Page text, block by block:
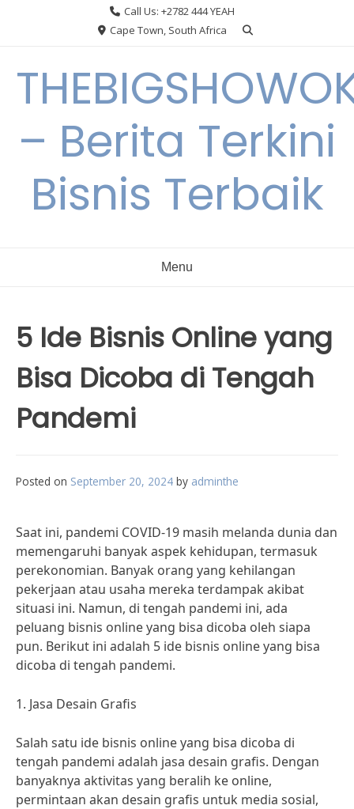
Call Us: +2782 444 YEAH
Cape Town, South Africa
– Berita Terkini
Bisnis Terbaik
Menu
5 Ide Bisnis Online yang
Bisa Dicoba di Tengah
Pandemi
Posted on September 20, 2024 by adminthe
Saat ini, pandemi COVID-19 masih melanda dunia dan
memengaruhi banyak aspek kehidupan, termasuk
perekonomian. Banyak orang yang kehilangan
pekerjaan atau usaha mereka terdampak akibat
situasi ini. Namun, di tengah pandemi ini, ada
peluang bisnis online yang bisa dicoba oleh siapa
pun. Berikut ini adalah 5 ide bisnis online yang bisa
dicoba di tengah pandemi.
1. Jasa Desain Grafis
Salah satu ide bisnis online yang bisa dicoba di
tengah pandemi adalah jasa desain grafis. Dengan
banyaknya aktivitas yang beralih ke online,
permintaan akan desain grafis untuk media sosial,